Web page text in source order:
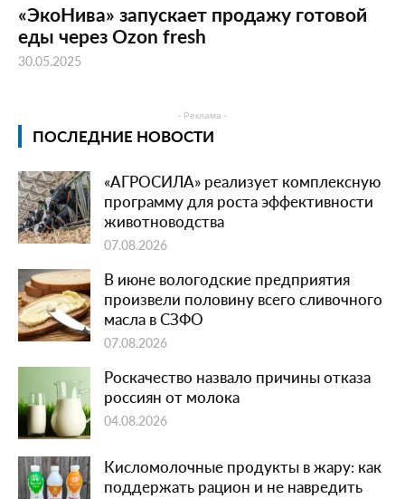
«ЭкоНива» запускает продажу готовой
еды через Ozon fresh
30.05.2025
- Реклама -
ПОСЛЕДНИЕ НОВОСТИ
«АГРОСИЛА» реализует комплексную
программу для роста эффективности
животноводства
07.08.2026
В июне вологодские предприятия
произвели половину всего сливочного
масла в СЗФО
07.08.2026
Роскачество назвало причины отказа
россиян от молока
04.08.2026
Кисломолочные продукты в жару: как
поддержать рацион и не навредить